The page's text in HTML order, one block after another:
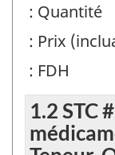
: Quantité
: Prix
: FDH
1.2 STC